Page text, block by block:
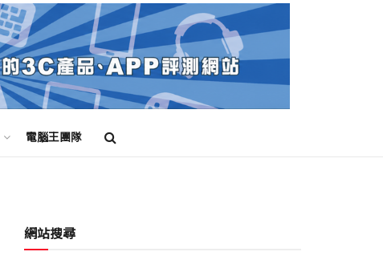
電腦王團隊
升級 智慧錶
網站搜尋